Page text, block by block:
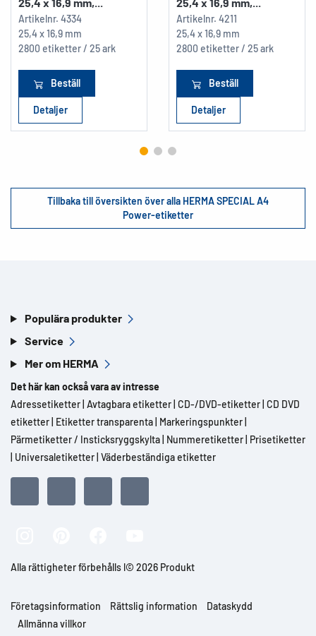
Artikelnr. 4334
25,4 x 16,9 mm
2800 etiketter / 25 ark
Beställ
Detaljer
Artikelnr. 4211
25,4 x 16,9 mm
2800 etiketter / 25 ark
Beställ
Detaljer
Tillbaka till översikten över alla HERMA SPECIAL A4
Power-etiketter
Populära produkter
Service
Mer om HERMA
Det här kan också vara av intresse
Adressetiketter Avtagbara etiketter CD-/DVD-etiketter CD DVD
etiketter Etiketter transparenta Markeringspunkter
Pärmetiketter / Insticksryggskylta Nummeretiketter Prisetiketter
Universaletiketter Väderbeständiga etiketter
Alla rättigheter förbehålls l© 2026 Produkt
Företagsinformation Rättslig information
Dataskydd
Allmänna villkor